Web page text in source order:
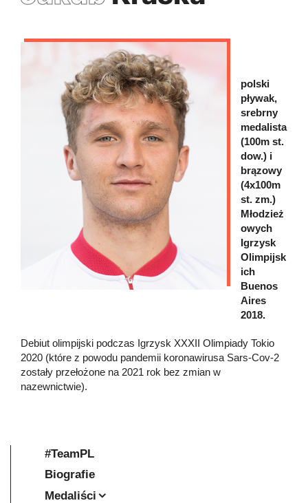
polski
pływak,
srebrny
medalista
(100m st.
dow.) i
brązowy
(4x100m
st. zm.)
Młodzież
owych
Igrzysk
Olimpijsk
ich
Buenos
Aires
2018.
Debiut olimpijski podczas Igrzysk XXXII Olimpiady Tokio
2020 (które z powodu pandemii koronawirusa Sars-Cov-2
zostały przełożone na 2021 rok bez zmian w
nazewnictwie).
#TeamPL
Biografie
Medaliści